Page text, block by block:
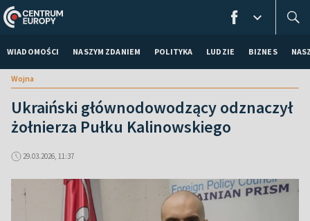
WIADOMOŚCI NASZYM ZDANIEM POLITYKA LUDZIE BIZNES
Wojna
Ukraiński głównodowodzący odznaczył
żołnierza Pułku Kalinowskiego
29.03.2026, 11:37